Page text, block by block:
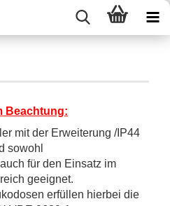
Beachtung:
mit der Erweiterung /IP44
sowohl
für den Einsatz im
geeignet.
erfüllen hierbei die